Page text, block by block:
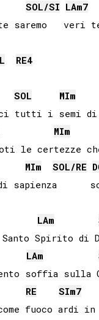
SOL/SI LAm7
saremo   veri
RE4
SOL MIm
tutti i semi di
MIm
MIm SOL/RE
sapienza
LAm
LAm
RE SIm7